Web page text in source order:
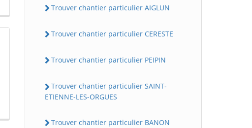
Trouver chantier particulier AIGLUN
Trouver chantier particulier CERESTE
Trouver chantier particulier PEIPIN
Trouver chantier particulier SAINT-
ETIENNE-LES-ORGUES
Trouver chantier particulier BANON